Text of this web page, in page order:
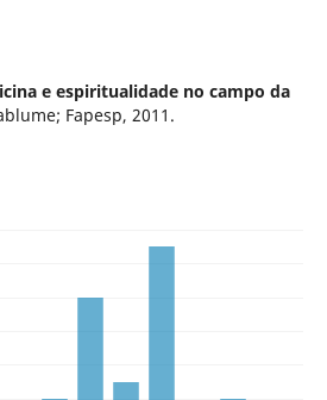
e espiritualidade no campo da
Fapesp, 2011.